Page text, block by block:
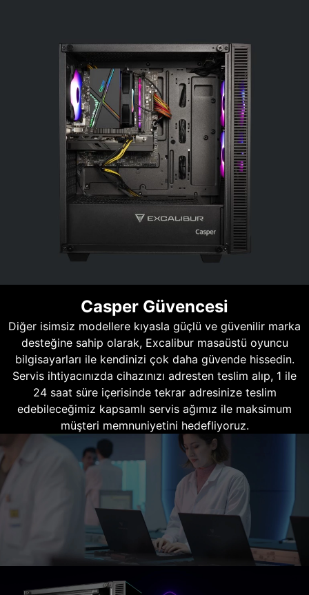
Casper Güvencesi
Diğer isimsiz modellere kıyasla güçlü ve güvenilir marka
desteğine sahip olarak, Excalibur masaüstü oyuncu
bilgisayarları ile kendinizi çok daha güvende hissedin.
Servis ihtiyacınızda cihazınızı adresten teslim alıp, 1 ile
24 saat süre içerisinde tekrar adresinize teslim
edebileceğimiz kapsamlı servis ağımız ile maksimum
müşteri memnuniyetini hedefliyoruz.